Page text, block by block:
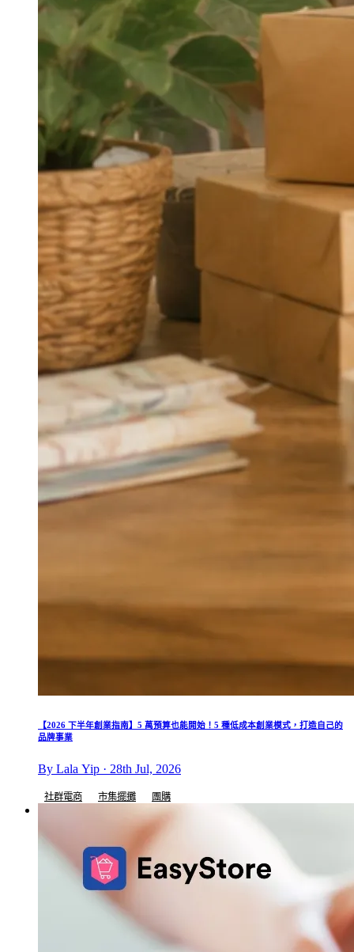
【2026 下半年創業指南】5 萬預算也能開始！5 種低成本創業模式，打造自己的
品牌事業
By Lala Yip · 28th Jul, 2026
社群電商 市集擺攤 團購